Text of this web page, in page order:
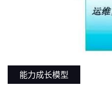
能力成长模型